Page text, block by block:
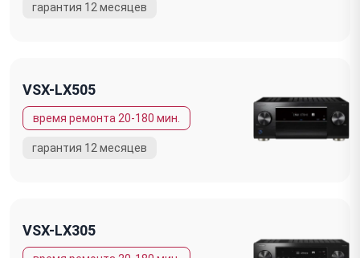
VSX-LX505
VSX-LX305